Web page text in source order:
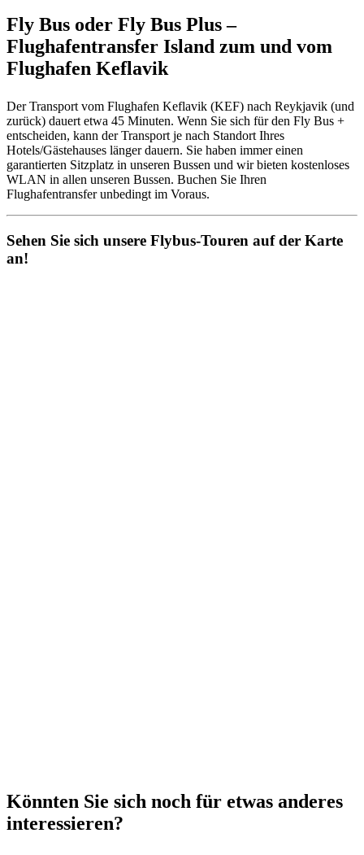
Fly Bus oder Fly Bus Plus –
Flughafentransfer Island zum und vom
Flughafen Keflavik
Der Transport vom Flughafen Keflavik (KEF) nach Reykjavik (und
zurück) dauert etwa 45 Minuten. Wenn Sie sich für den Fly Bus +
entscheiden, kann der Transport je nach Standort Ihres
Hotels/Gästehauses länger dauern. Sie haben immer einen
garantierten Sitzplatz in unseren Bussen und wir bieten kostenloses
WLAN in allen unseren Bussen. Buchen Sie Ihren
Flughafentransfer unbedingt im Voraus.
Sehen Sie sich unsere Flybus-Touren auf der Karte
an!
Könnten Sie sich noch für etwas anderes
interessieren?